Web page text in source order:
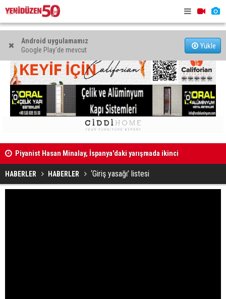
Android uygulamamız
Google Play'de mevcut
Yükle
Piyanist Hasan Minalay, İspanya'daki yarışmada ikinci
oldu
HABERLER HABERLER ‘Giriş yasağı’ listesi